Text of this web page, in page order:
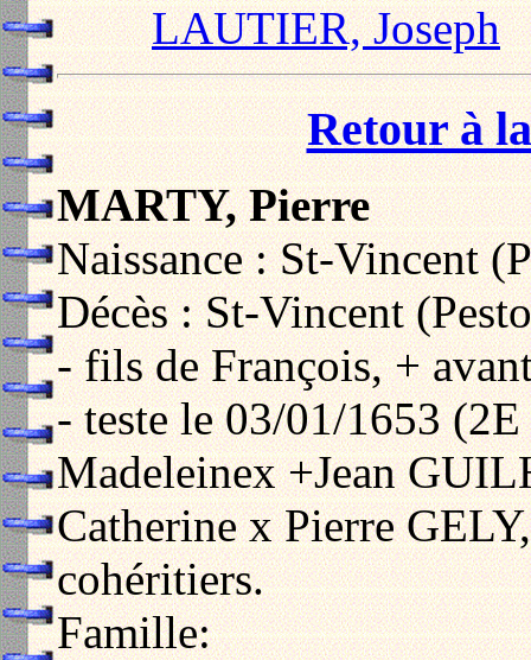
LAUTIER, Joseph
Retour à
MARTY, Pierre
Naissance : St-Vincent
Décès : St-Vincent
- fils de François, +
- teste le 03/01/1653
Madeleinex +Jean
Catherine x Pierre
cohéritiers.
Famille: